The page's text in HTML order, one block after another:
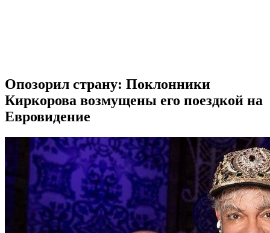
Опозорил страну: Поклонники
Киркорова возмущены его поездкой на
Евровидение